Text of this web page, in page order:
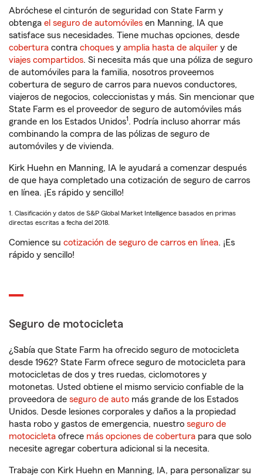
Abróchese el cinturón de seguridad con State Farm y
obtenga el seguro de automóviles en Manning, IA que
satisface sus necesidades. Tiene muchas opciones, desde
cobertura contra choques y amplia hasta de alquiler y de
viajes compartidos. Si necesita más que una póliza de seguro
de automóviles para la familia, nosotros proveemos
cobertura de seguro de carros para nuevos conductores,
viajeros de negocios, coleccionistas y más. Sin mencionar que
State Farm es el proveedor de seguro de automóviles más
grande en los Estados Unidos1. Podría incluso ahorrar más
combinando la compra de las pólizas de seguro de
automóviles y de vivienda.
Kirk Huehn en Manning, IA le ayudará a comenzar después
de que haya completado una cotización de seguro de carros
en línea. ¡Es rápido y sencillo!
1. Clasificación y datos de S&P Global Market Intelligence basados en primas
directas escritas a fecha del 2018.
Comience su cotización de seguro de carros en línea. ¡Es
rápido y sencillo!
Seguro de motocicleta
¿Sabía que State Farm ha ofrecido seguro de motocicleta
desde 1962? State Farm ofrece seguro de motocicleta para
motocicletas de dos y tres ruedas, ciclomotores y
motonetas. Usted obtiene el mismo servicio confiable de la
proveedora de seguro de auto más grande de los Estados
Unidos. Desde lesiones corporales y daños a la propiedad
hasta robo y gastos de emergencia, nuestro seguro de
motocicleta ofrece más opciones de cobertura para que solo
necesite agregar cobertura adicional si la necesita.
Trabaje con Kirk Huehn en Manning, IA, para personalizar su